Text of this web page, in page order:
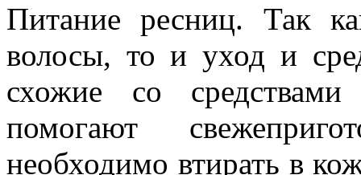
Питание ресниц. Так
волосы, то и уход и
схожие со
помогают
необходимо втирать в